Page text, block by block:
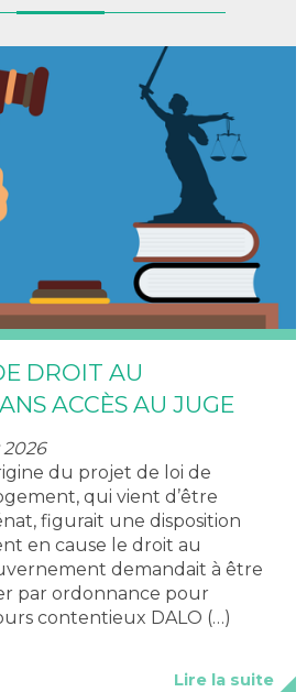
DROIT AU
ACCÈS AU JUGE
du projet de loi de
qui vient d’être
figurait une disposition
en cause le droit au
demandait à être
par ordonnance pour
contentieux DALO (…)
Lire la suite